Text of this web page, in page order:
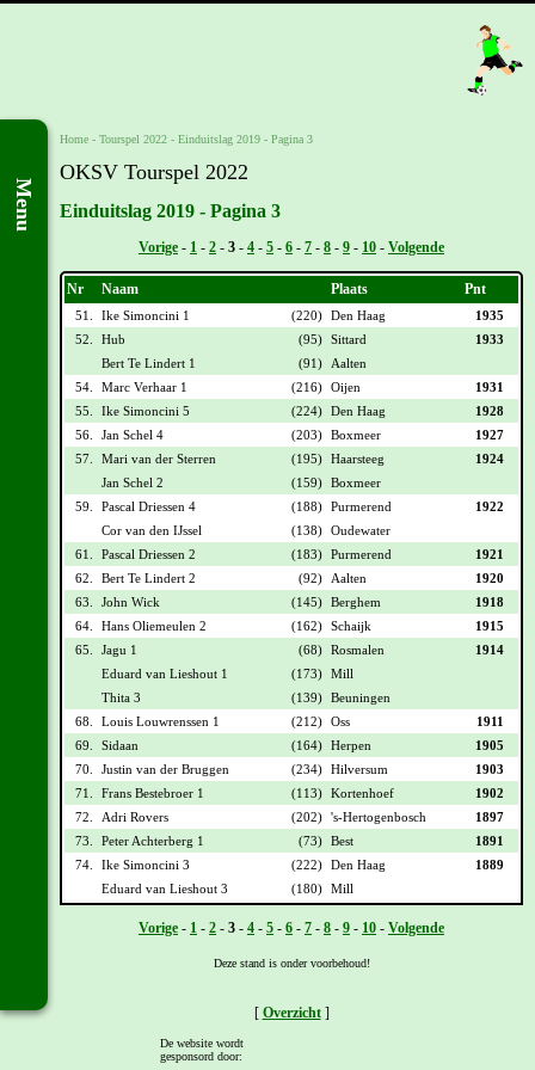
Menu
Home - Tourspel 2022 - Einduitslag 2019 - Pagina 3
OKSV Tourspel 2022
Einduitslag 2019 - Pagina 3
Vorige - 1 - 2 - 3 - 4 - 5 - 6 - 7 - 8 - 9 - 10 - Volgende
Nr Naam Plaats Pnt
51. Ike Simoncini 1 (220) Den Haag
1935
52.
Hub (95) Sittard
1933
Bert Te Lindert 1
(91)
Aalten
54.
Marc Verhaar 1 (216) Oijen
1931
55.
Ike Simoncini 5 (224) Den Haag
1928
56.
Jan Schel 4 (203) Boxmeer
1927
57.
Mari van der Sterren (195) Haarsteeg
1924
Jan Schel 2
(159) Boxmeer
59.
Pascal Driessen 4 (188) Purmerend
1922
Cor van den IJssel
(138) Oudewater
61.
Pascal Driessen 2 (183) Purmerend
1921
62.
Bert Te Lindert 2 (92) Aalten
1920
63.
John Wick (145) Berghem
1918
64.
Hans Oliemeulen 2 (162) Schaijk
1915
65.
Jagu 1 (68) Rosmalen
1914
Eduard van Lieshout 1
(173) Mill
Thita 3
(139) Beuningen
68.
Louis Louwrenssen 1 (212) Oss
1911
69.
Sidaan (164) Herpen
1905
70.
Justin van der Bruggen (234) Hilversum
1903
71.
Frans Bestebroer 1 (113) Kortenhoef
1902
72.
Adri Rovers (202) 's-Hertogenbosch
1897
73.
Peter Achterberg 1 (73) Best
1891
74.
Ike Simoncini 3 (222) Den Haag
1889
Eduard van Lieshout 3
(180) Mill
Vorige - 1 - 2 - 3 - 4 - 5 - 6 - 7 - 8 - 9 - 10 - Volgende
Deze stand is onder voorbehoud!
[ Overzicht]
De website wordt
gesponsord door: